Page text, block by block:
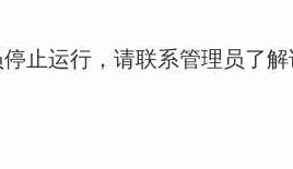
止运行，请联系管理员了